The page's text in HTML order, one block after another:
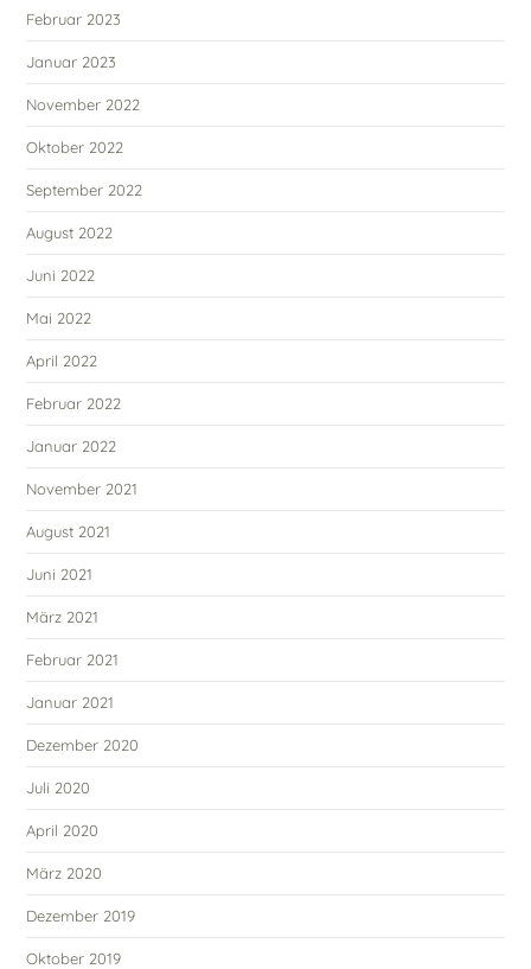
Februar 2023
Januar 2023
November 2022
Oktober 2022
September 2022
August 2022
Juni 2022
Mai 2022
April 2022
Februar 2022
Januar 2022
November 2021
August 2021
Juni 2021
März 2021
Februar 2021
Januar 2021
Dezember 2020
Juli 2020
April 2020
März 2020
Dezember 2019
Oktober 2019